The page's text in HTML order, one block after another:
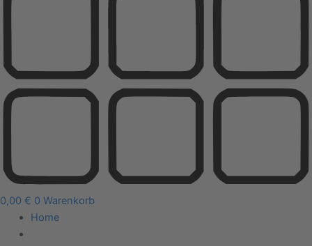
0,00 € 0 Warenkorb
Home